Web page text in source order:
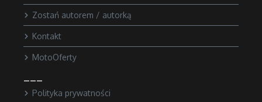
Zostań autorem / autorką
Kontakt
MotoOferty
Polityka prywatności